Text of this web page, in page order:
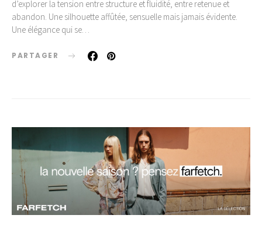
d’explorer la tension entre structure et fluidité, entre retenue et
abandon. Une silhouette affûtée, sensuelle mais jamais évidente.
Une élégance qui se…
PARTAGER